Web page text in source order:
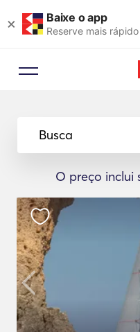
× Baixe o app
Reserve mais
Busca
O preço inclui